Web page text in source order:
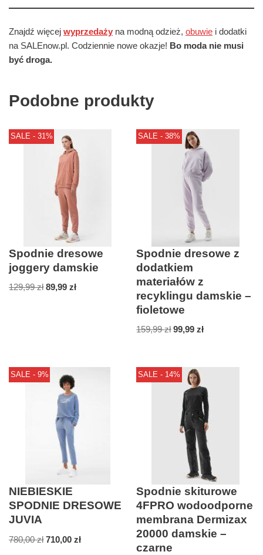
Znajdź więcej wyprzedaży na modną odzież, obuwie i dodatki
na SALEnow.pl. Codziennie nowe okazje! Bo moda nie musi
być droga.
Podobne produkty
SALE - 31%
Spodnie dresowe
joggery damskie
129,99zł 89,99 zł
SALE - 38%
Spodnie dresowe z
dodatkiem
materiałów z
recyklingu damskie –
fioletowe
159,99zł 99,99zł
SALE - 9%
NIEBIESKIE
SPODNIE DRESOWE
JUVIA
780,00zł 710,00 zł
SALE - 14%
Spodnie skiturowe
4FPRO wodoodporne
membrana Dermizax
20000 damskie –
czarne